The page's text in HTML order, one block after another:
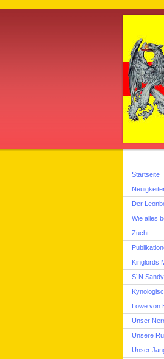
Startseite
Der
Wie alles
Zucht
Kinglords
S´N
Löwe von
Unser
Unsere
Unser